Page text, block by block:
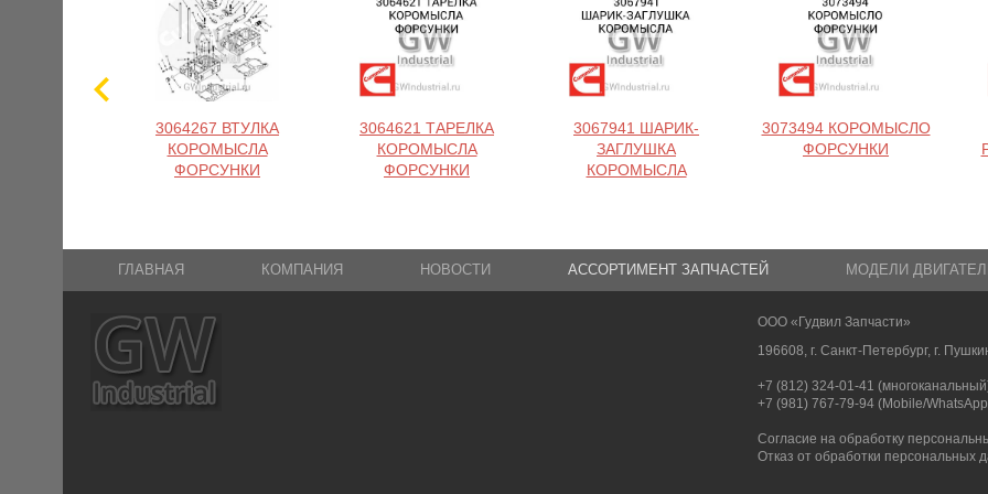
3064267 ВТУЛКА
КОРОМЫСЛА
ФОРСУНКИ
3064621 ТАРЕЛКА
КОРОМЫСЛА
ФОРСУНКИ
3067941 ШАРИК-
ЗАГЛУШКА
КОРОМЫСЛА
3073494 КОРОМЫСЛО
ФОРСУНКИ
ГЛАВНАЯ КОМПАНИЯ НОВОСТИ АССОРТИМЕНТ ЗАПЧАСТЕЙ МОДЕЛИ
ООО «Гудвил Запчасти»
196608, г. Санкт-Петербург, г.
+7 (812) 324-01-41
+7 (981) 767-79-94 (Mobile/
Согласие на обработку
Отказ от обработки персональных